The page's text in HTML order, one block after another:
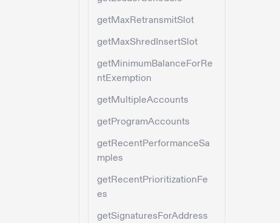
getMaxRetransmitSlot
getMaxShredInsertSlot
getMinimumBalanceForRe
ntExemption
getMultipleAccounts
getProgramAccounts
getRecentPerformanceSa
mples
getRecentPrioritizationFe
es
getSignaturesForAddress